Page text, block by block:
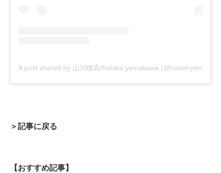
A post shared by 山川穂高/hotaka yamakawa (@hotamyon3)
＞記事に戻る
【おすすめ記事】